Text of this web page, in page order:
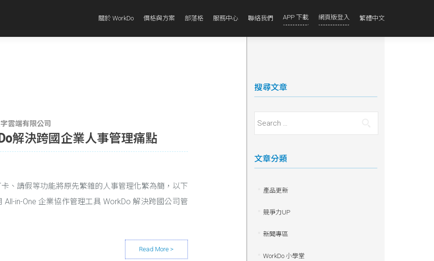
關於 WorkDo 價格與方案 部落格 服務中心 聯絡我們 APP 下載 網頁版登入 繁體中文
雲端有限公司
解決跨國企業人事管理痛點
、請假等功能將原先繁雜的人事管理化繁為簡，以下
in-One 企業協作管理工具 WorkDo 解決跨國公司管
搜尋文章
Search for:
文章分類
產品更新
競爭力UP
新聞專區
WorkDo 小學堂